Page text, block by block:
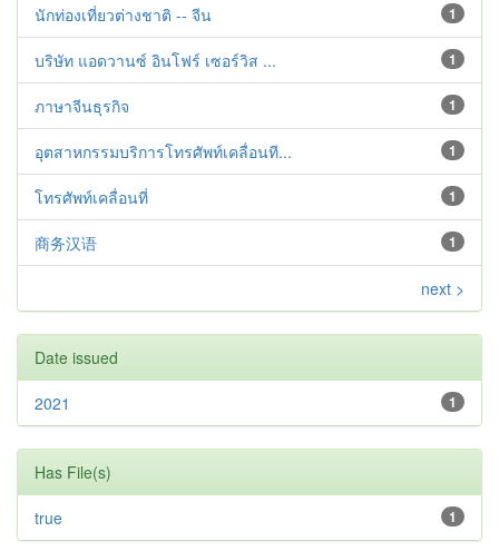
1
นักท่องเที่ยวต่างชาติ -- จีน
1
บริษัท แอดวานซ์ อินโฟร์ เซอร์วิส ...
1
ภาษาจีนธุรกิจ
1
อุตสาหกรรมบริการโทรศัพท์เคลื่อนที...
1
โทรศัพท์เคลื่อนที่
1
商务汉语
next >
Date issued
1
2021
Has File(s)
1
true